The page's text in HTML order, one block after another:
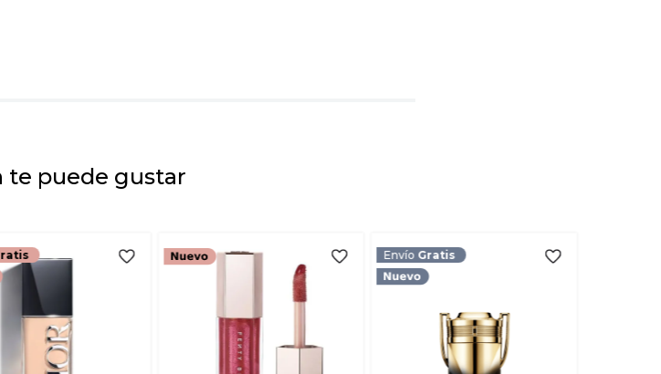
te puede gustar
Envío Gratis